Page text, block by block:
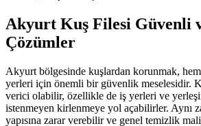
Akyurt Kuş Filesi Güvenli
Çözümler
Akyurt bölgesinde kuşlardan korunmak,
yerleri için önemli bir güvenlik meselesidir.
verici olabilir, özellikle de iş yerleri ve
istenmeyen kirlenmeye yol açabilirler. Aynı
yapısına zarar verebilir ve genel temizlik